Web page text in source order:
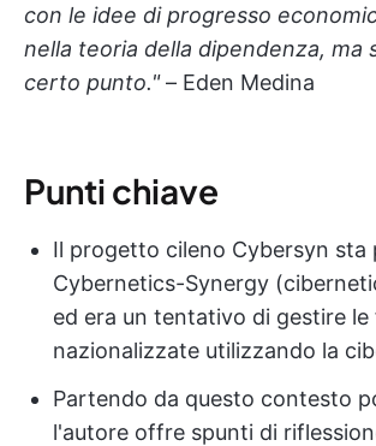
con le idee di progresso
nella teoria della dipendenza, ma
certo punto."– Eden Medina
Punti chiave
Il progetto cileno Cybersyn sta
Cybernetics-Synergy
ed era un tentativo di gestire
nazionalizzate utilizzando la
Partendo da questo contesto
l'autore offre spunti di